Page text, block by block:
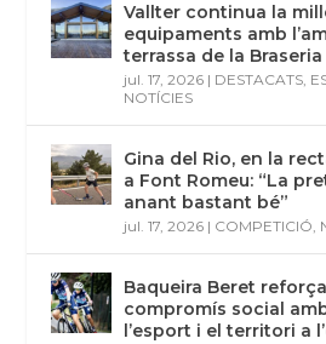
Vallter continua la
equipaments amb
terrassa de la
jul. 17, 2026 | DESTACATS,
NOTÍCIES
Gina del Rio, en la
a Font Romeu: “La
anant bastant bé”
jul. 17, 2026 | COMPETICIÓ,
Baqueira Beret
compromís social
l’esport i el territori a